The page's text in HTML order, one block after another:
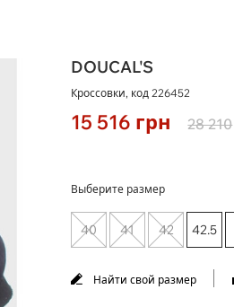
DOUCAL'S
Кроссовки, код226452
15 516 грн 28 210
Выберите размер
40 41 42 42.5
Найти свой размер